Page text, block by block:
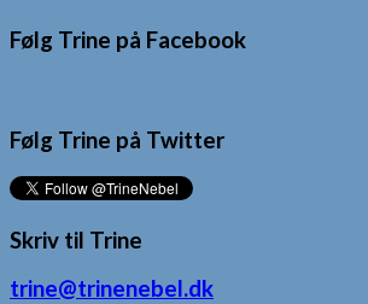
Følg Trine på Facebook
Følg Trine på Twitter
Skriv til Trine
trine@trinenebel.dk